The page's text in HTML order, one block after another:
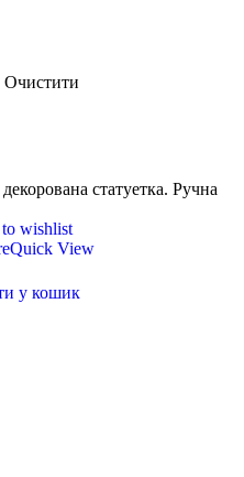
Очистити
статуетка. Ручна
wishlist
Quick View
у кошик